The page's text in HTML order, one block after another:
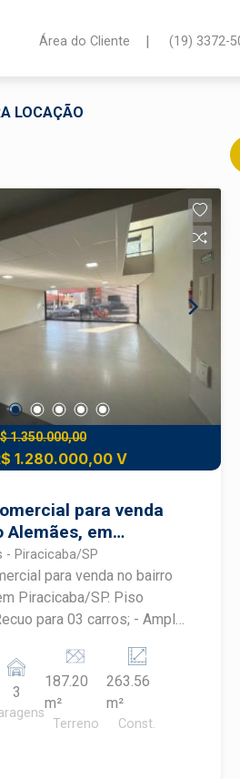
Área do Cliente | (19) 3372-
LOCAÇÃO
1.350.000,00
1.280.000,00 V
para venda
Alemães, em
- Piracicaba/SP
para venda no bairro
Piracicaba/SP. Piso
para 03 carros; - Amplo
com vidro
maior luminosidade; - Amplo
banheiros.
3
187.20
m²
Terreno
263.56
m²
Const.